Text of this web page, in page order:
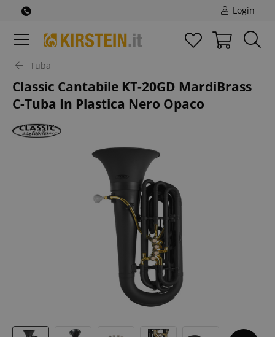
Login
Tuba
Classic Cantabile KT-20GD MardiBrass
C-Tuba In Plastica Nero Opaco